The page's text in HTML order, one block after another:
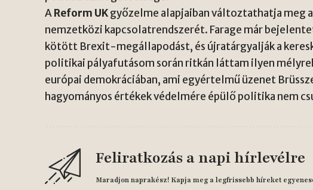
AReform UKgyőzelme alapjaiban változtathatja meg
nemzetközi kapcsolatrendszerét. Farage már
kötött Brexit-megállapodást, és újratárgyalják a
politikai pályafutásom során ritkán láttam ilyen
európai demokráciában, ami egyértelmű üzenet
hagyományos értékek védelmére épülő politika nem
Feliratkozás a napi hírlevélre
Maradjon naprakész! Kapja meg a legfrissebb híreket